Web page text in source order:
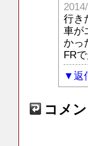
行き
車が
かっ
FR
返
コメ